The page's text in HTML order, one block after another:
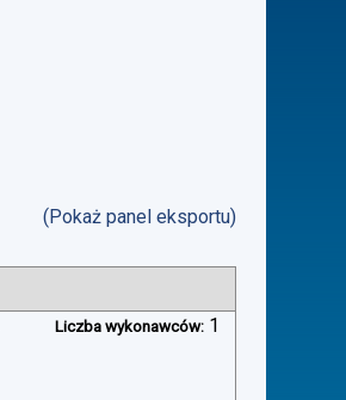
(Pokaż panel eksportu)
Liczba wykonawców: 1